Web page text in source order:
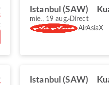
Istanbul (SAW)
mie., 19 aug. Direct
AirAsiaX
Istanbul (SAW)